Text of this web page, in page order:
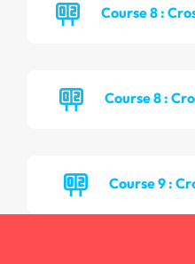
Course 8 :
Course 8 :
Course 9 :